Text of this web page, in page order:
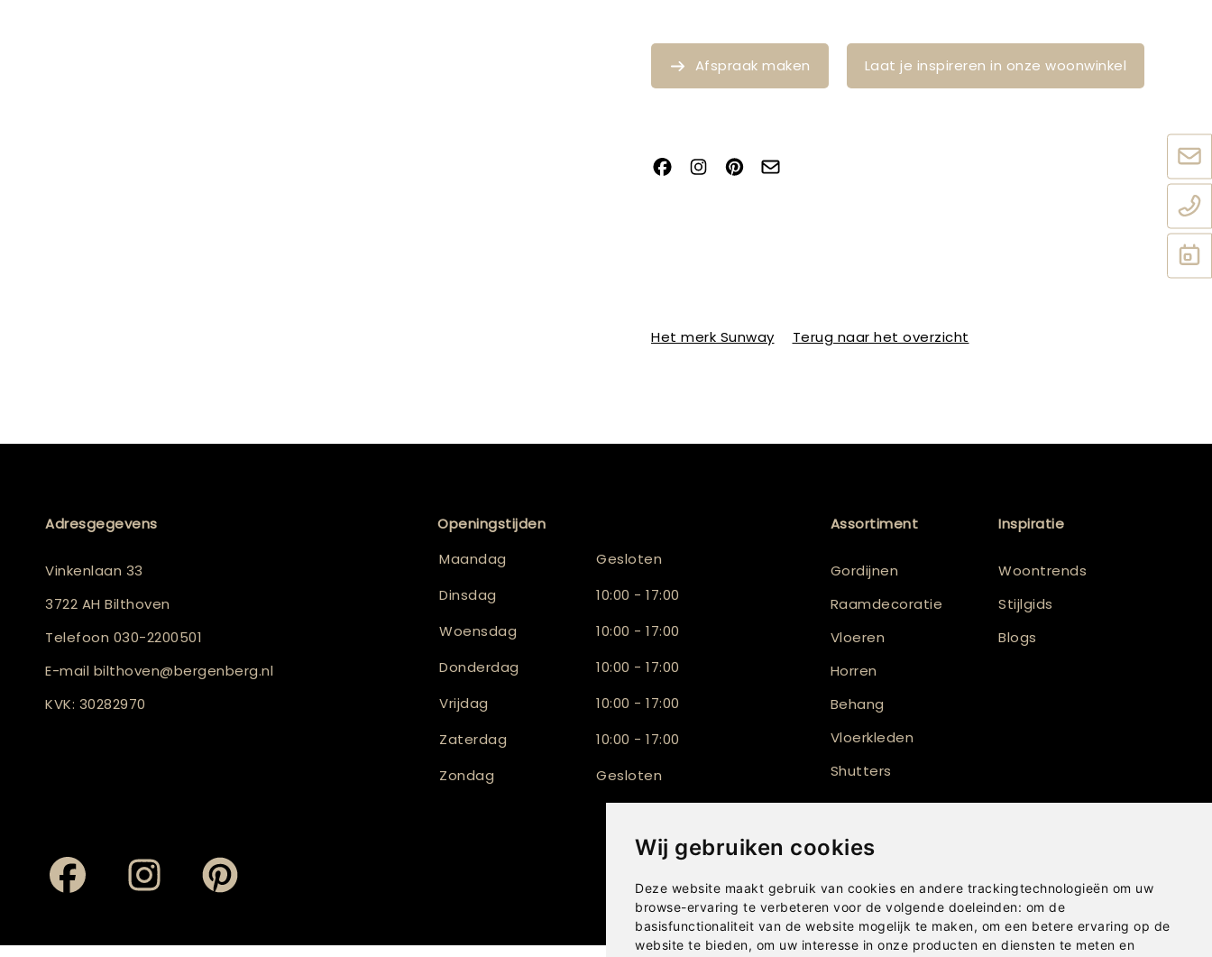
Wij gebruiken cookies
Deze website maakt gebruik van cookies en andere trackingtechnologieën om uw
browse-ervaring te verbeteren voor de volgende doeleinden: om de
basisfunctionaliteit van de website mogelijk te maken, om een betere ervaring op de
website te bieden, om uw interesse in onze producten en diensten te meten en
Afspraak maken Laat je inspireren in onze woonwinkel
Het merk Sunway Terug naar het overzicht
Adresgegevens
Vinkenlaan 33
3722 AH Bilthoven
Telefoon 030-2200501
E-mail bilthoven@bergenberg.nl
KVK: 30282970
Openingstijden
Maandag
Gesloten
Dinsdag
10:00 - 17:00
Woensdag
10:00 - 17:00
Donderdag
10:00 - 17:00
Vrijdag
10:00 - 17:00
Zaterdag
10:00 - 17:00
Zondag
Gesloten
Assortiment
Gordijnen
Raamdecoratie
Vloeren
Horren
Behang
Vloerkleden
Shutters
Inspiratie
Woontrends
Stijlgids
Blogs